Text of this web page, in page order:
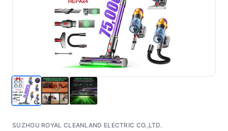
SUZHOU ROYAL CLEANLAND ELECTRIC CO.,LTD.